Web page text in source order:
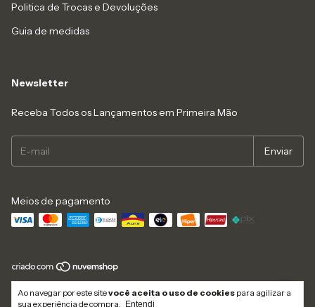
Ao navegar por este sitevocê aceita o uso de cookies para agilizar a
sua experiência de compra.
Entendi
Politica de Trocas e Devoluções
Guia de medidas
Newsletter
Receba Todos os Lançamentos em Primeira Mão
Meios de pagamento
Copyright Dolce Bacana - 29336667000141 - 2026. Todos os direitos
reservados.